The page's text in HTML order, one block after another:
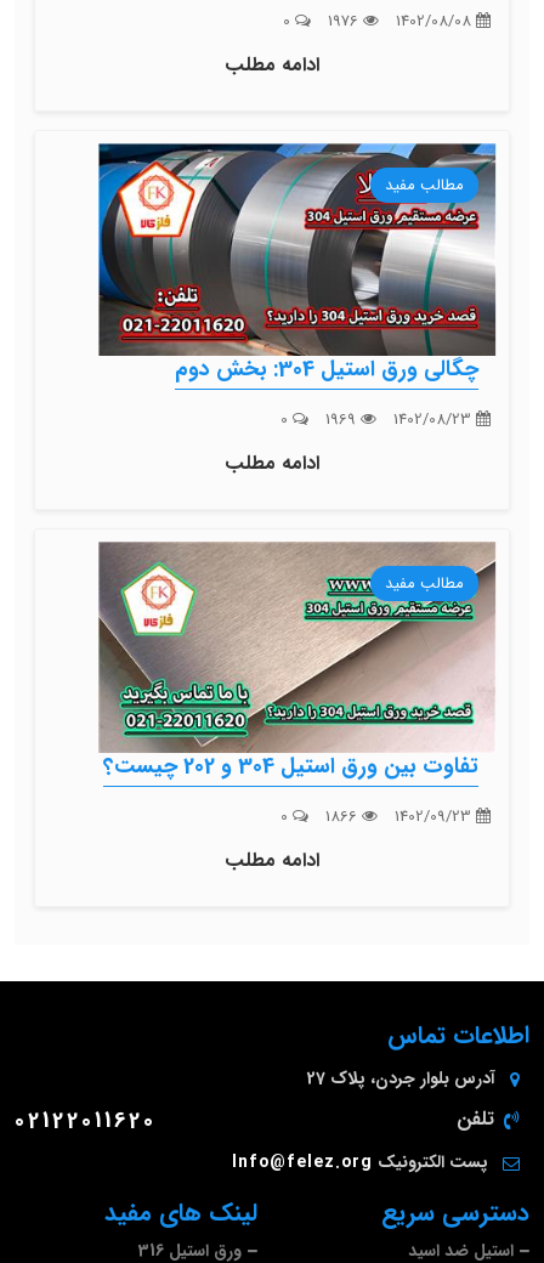
ادامه مطلب
مطالب مفید
چگالی ورق استیل 304: بخش دوم
ادامه مطلب
مطالب مفید
تفاوت بین ورق استیل 304 و 202 چیست؟
ادامه مطلب
لینک های مفید
ورق استیل 316
دسترسی سریع
استیل ضد اسید
اطلاعات تماس
آدرس بلوار جردن، پلاک 27
تلفن 02122011620
پست الکترونیک Info@felez.org